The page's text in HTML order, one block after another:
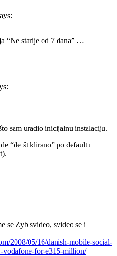
“Ne starije od 7 dana” …
sam uradio inicijalnu instalaciju.
“de-štiklirano” po defaultu
se Zyb svideo, svideo se i
2008/05/16/danish-mobile-social-
vodafone-for-e315-million/